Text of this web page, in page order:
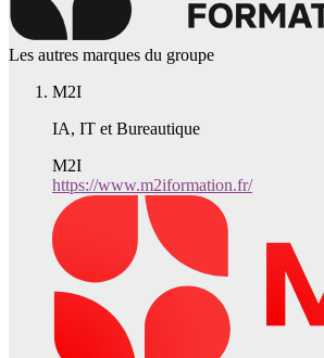
Les autres marques du groupe
M2I
IA, IT et Bureautique
M2I
https://www.m2iformation.fr/